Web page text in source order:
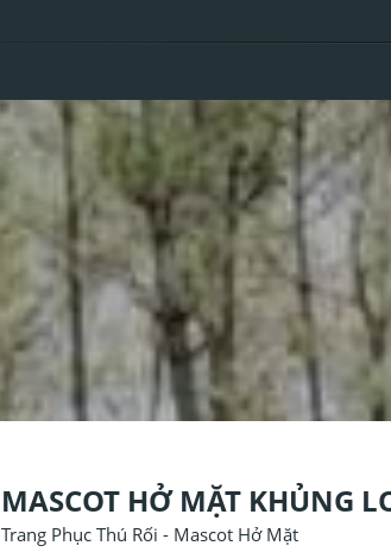
MASCOT HỞ MẶT KHỦNG
Trang Phục Thú Rối - Mascot Hở Mặt